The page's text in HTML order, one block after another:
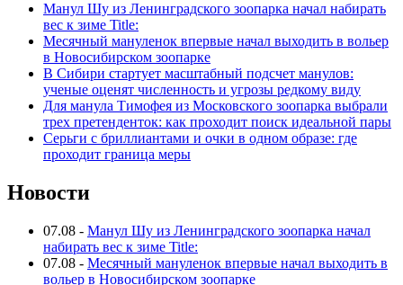
Манул Шу из Ленинградского зоопарка начал набирать
вес к зиме Title:
Месячный мануленок впервые начал выходить в вольер
в Новосибирском зоопарке
В Сибири стартует масштабный подсчет манулов:
ученые оценят численность и угрозы редкому виду
Для манула Тимофея из Московского зоопарка выбрали
трех претенденток: как проходит поиск идеальной пары
Серьги с бриллиантами и очки в одном образе: где
проходит граница меры
Новости
07.08 - Манул Шу из Ленинградского зоопарка начал
набирать вес к зиме Title:
07.08 - Месячный мануленок впервые начал выходить в
вольер в Новосибирском зоопарке